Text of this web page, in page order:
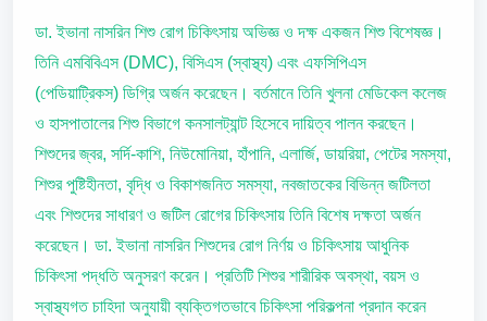
ডা. ইভানা নাসরিন শিশু রোগ চিকিৎসায় অভিজ্ঞ ও দক্ষ একজন শিশু বিশেষজ্ঞ।
তিনি এমবিবিএস (DMC), বিসিএস (স্বাস্থ্য) এবং এফসিপিএস
(পেডিয়াট্রিকস) ডিগ্রি অর্জন করেছেন। বর্তমানে তিনি খুলনা মেডিকেল কলেজ
ও হাসপাতালের শিশু বিভাগে কনসালট্যান্ট হিসেবে দায়িত্ব পালন করছেন।
শিশুদের জ্বর, সর্দি-কাশি, নিউমোনিয়া, হাঁপানি, এলার্জি, ডায়রিয়া, পেটের সমস্যা,
শিশুর পুষ্টিহীনতা, বৃদ্ধি ও বিকাশজনিত সমস্যা, নবজাতকের বিভিন্ন জটিলতা
এবং শিশুদের সাধারণ ও জটিল রোগের চিকিৎসায় তিনি বিশেষ দক্ষতা অর্জন
করেছেন। ডা. ইভানা নাসরিন শিশুদের রোগ নির্ণয় ও চিকিৎসায় আধুনিক
চিকিৎসা পদ্ধতি অনুসরণ করেন। প্রতিটি শিশুর শারীরিক অবস্থা, বয়স ও
স্বাস্থ্যগত চাহিদা অনুযায়ী ব্যক্তিগতভাবে চিকিৎসা পরিকল্পনা প্রদান করেন